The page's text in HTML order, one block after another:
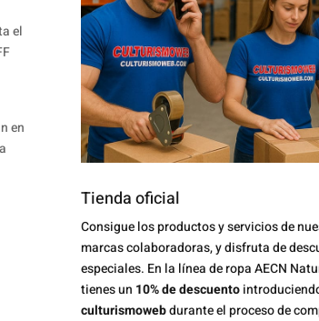
el
en
Tienda oficial
Consigue los productos y servicios de
marcas colaboradoras, y disfruta de
especiales. En la línea de ropa AECN
tienes un 10% de descuento
culturismowebdurante el proceso de